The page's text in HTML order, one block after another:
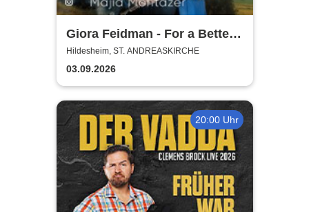
Giora Feidman - For a Better
World
Hildesheim, ST. ANDREASKIRCHE
03.09.2026
20:00 Uhr